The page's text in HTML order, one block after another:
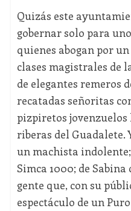
Quizás este
gobernar solo para
quienes abogan por
clases magistrales de
de elegantes remeros
recatadas señoritas
pizpiretos jovenzuelos
riberas del Guadalete.
un machista
Simca 1000; de Sabina
gente que, con su
espectáculo de un